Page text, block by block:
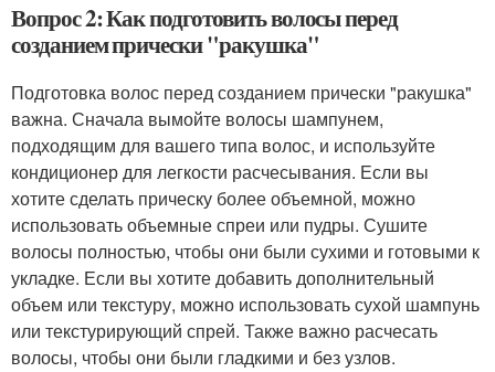
Вопрос 2: Как подготовить волосы перед
созданием прически "ракушка"
Подготовка волос перед созданием прически "ракушка"
важна. Сначала вымойте волосы шампунем,
подходящим для вашего типа волос, и используйте
кондиционер для легкости расчесывания. Если вы
хотите сделать прическу более объемной, можно
использовать объемные спреи или пудры. Сушите
волосы полностью, чтобы они были сухими и готовыми к
укладке. Если вы хотите добавить дополнительный
объем или текстуру, можно использовать сухой шампунь
или текстурирующий спрей. Также важно расчесать
волосы, чтобы они были гладкими и без узлов.